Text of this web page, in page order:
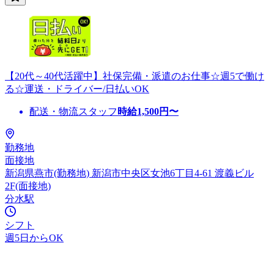
【20代～40代活躍中】社保完備・派遣のお仕事☆週5で働け
る☆運送・ドライバー/日払いOK
配送・物流スタッフ 時給1,500円〜
勤務地
面接地
新潟県燕市(勤務地) 新潟市中央区女池6丁目4-61 渡義ビル
2F(面接地)
分水駅
シフト
週5日からOK